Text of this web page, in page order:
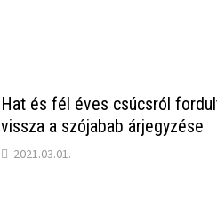
Hat és fél éves csúcsról
vissza a szójabab árjegyzése
2021.03.01.